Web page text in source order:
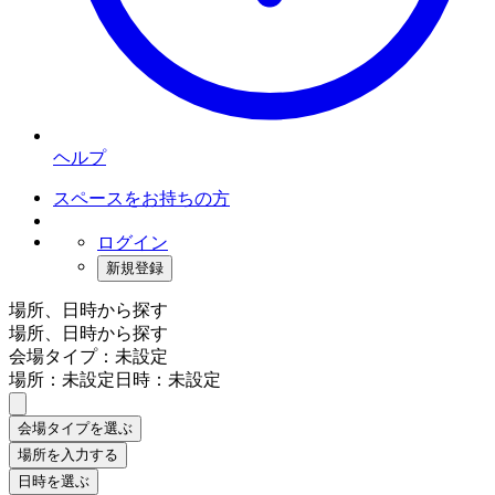
ヘルプ
スペースをお持ちの方
ログイン
新規登録
場所、日時から探す
場所、日時から探す
会場タイプ：未設定
場所：未設定日時：未設定
会場タイプを選ぶ
場所を入力する
日時を選ぶ